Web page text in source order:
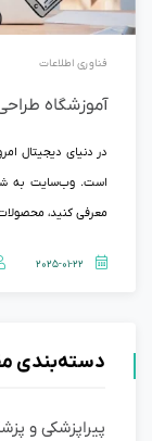
فناوری اطلاعات
آموزشگاه
در دنیای دیجیتال
است. وب‌سایت به
معرفی کنید،
دسته‌بندی
پیراپزشکی و